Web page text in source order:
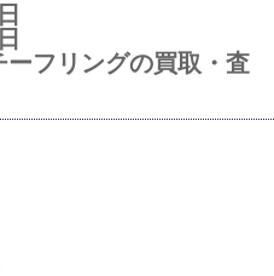
フリングの買取・査